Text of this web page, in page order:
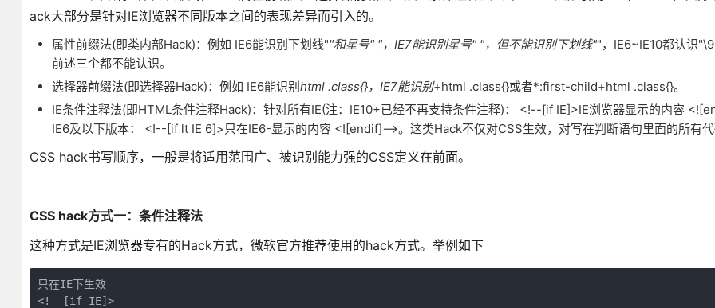
ack大部分是针对IE浏览器不同版本之间的表现差异而引入的。
属性前缀法(即类内部Hack)：例如 IE6能识别下划线""和星号" "，IE7能识别星号" "，但不能识别下划线""，IE6~IE10都认识
前述三个都不能认识。
选择器前缀法(即选择器Hack)：例如 IE6能识别html .class{}，IE7能识别+html .class{}或者*:first-child+html .class{}。
IE条件注释法(即HTML条件注释Hack)：针对所有IE(注：IE10+已经不再支持条件注释)： <!--[if IE]>IE浏览器显示的内容
IE6及以下版本： <!--[if lt IE 6]>只在IE6-显示的内容 <![endif]-->。这类Hack不仅对CSS生效，对写在判断语句里面的所有代
CSS hack书写顺序，一般是将适用范围广、被识别能力强的CSS定义在前面。
CSS hack方式一：条件注释法
这种方式是IE浏览器专有的Hack方式，微软官方推荐使用的hack方式。举例如下
只在IE下生效
<!--[if IE]>